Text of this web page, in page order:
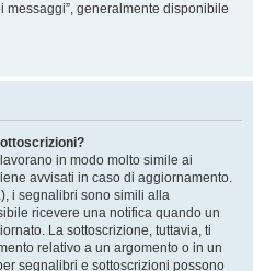
messaggi”, generalmente disponibile
in modo molto simile ai
avvisati in caso di aggiornamento.
i segnalibri sono simili alla
ricevere una notifica quando un
La sottoscrizione, tuttavia, ti
relativo a un argomento o in un
segnalibri e sottoscrizioni possono